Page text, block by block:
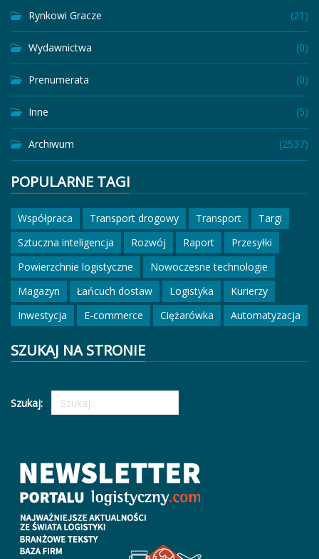
Rynkowi Gracze (21)
Wydawnictwa (0)
Prenumerata (0)
Inne (5)
Archiwum (2537)
POPULARNE TAGI
Współpraca Transport drogowy Transport
Targi
Sztuczna inteligencja
Rozwój Raport
Przesyłki
Powierzchnie logistyczne
Nowoczesne technologie
Magazyn
Łańcuch dostaw Logistyka
Kurierzy
Inwestycja
E-commerce Ciężarówka Automatyzacja
SZUKAJ NA STRONIE
Szukaj: